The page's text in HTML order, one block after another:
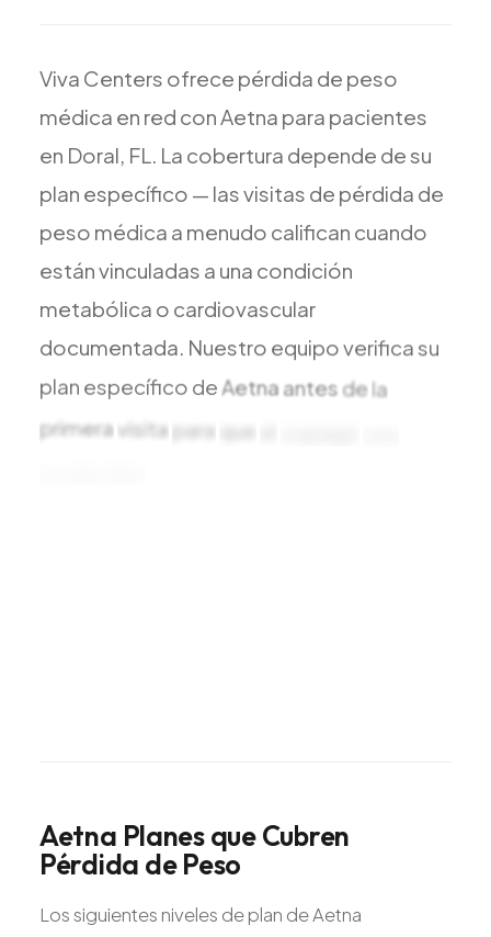
TDAH
Ansiedad
Neuropatía Periférica
Vértigo y Mareo
Todas las Condiciones
Viva Centers ofrece pérdida de peso
médica en red conAetna para pacientes
en Doral, FL. La cobertura depende desu
plan específico — lasvisitas de pérdida de
peso médica a menudo califican cuando
estánvinculadas a una condición
metabólica o cardiovascular
documentada. Nuestro equipoverifica su
plan específico deAetnaantesdela
primera visita para que
Aetna PlanesqueCubren
Pérdida de Peso
Los siguientes niveles de plan de Aetna